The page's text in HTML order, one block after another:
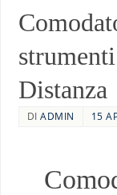
Distanza
DIADMIN 15